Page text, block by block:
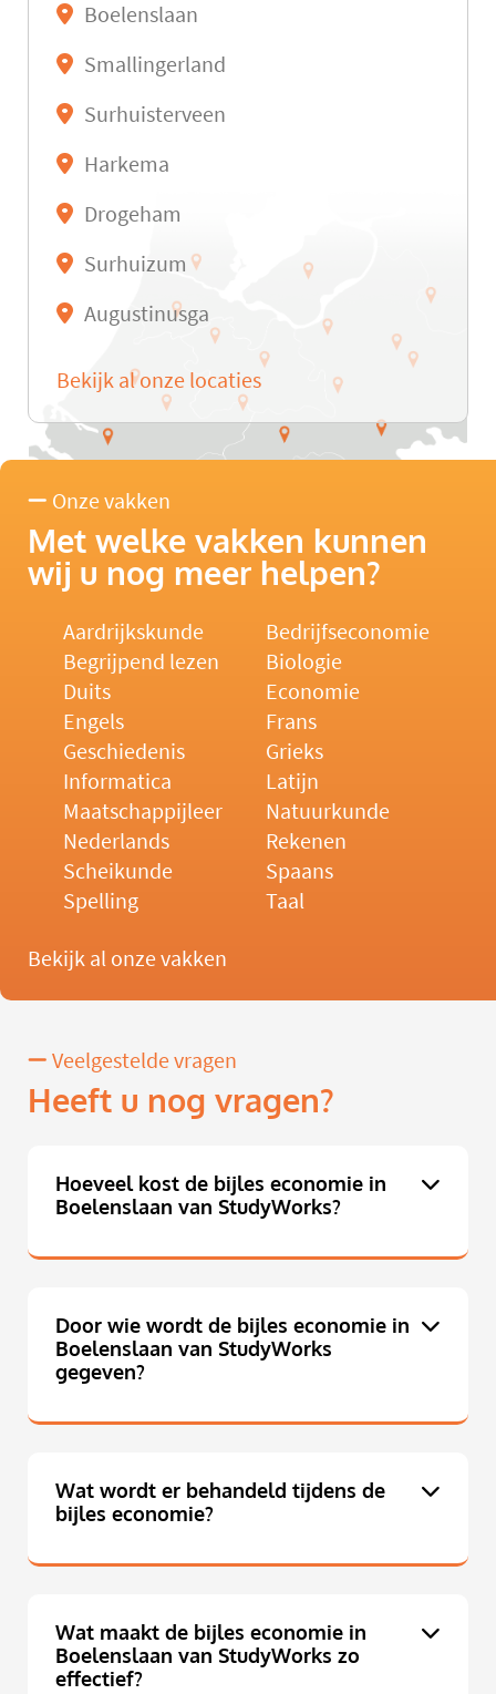
Boelenslaan
Smallingerland
Surhuisterveen
Harkema
Drogeham
Surhuizum
Augustinusga
Bekijk al onze locaties
Onze vakken
Met welke vakken kunnen
wij u nog meer helpen?
Aardrijkskunde
Bedrijfseconomie
Begrijpend lezen
Biologie
Duits
Economie
Engels
Frans
Geschiedenis
Grieks
Informatica
Latijn
Maatschappijleer
Natuurkunde
Nederlands
Rekenen
Scheikunde
Spaans
Spelling
Taal
Bekijk al onze vakken
Veelgestelde vragen
Heeft u nog vragen?
Hoeveel kost de bijles economie in
Boelenslaan van StudyWorks?
Door wie wordt de bijles economie in
Boelenslaan van StudyWorks
gegeven?
Wat wordt er behandeld tijdens de
bijles economie?
Wat maakt de bijles economie in
Boelenslaan van StudyWorks zo
effectief?